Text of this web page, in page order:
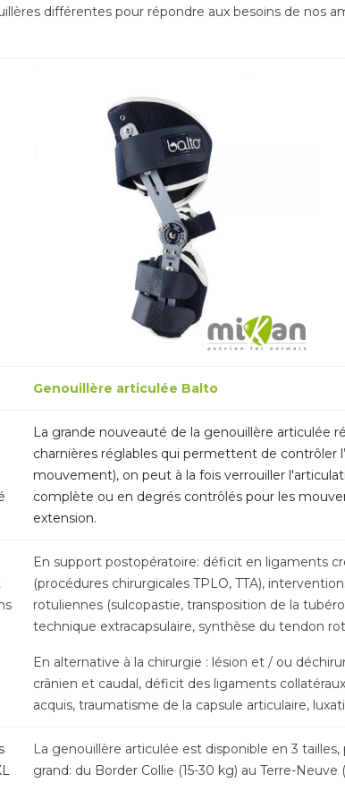
différentes pour répondre aux besoins de nos
Genouillère articulée Balto
La grande nouveauté de la genouillère articulée
charnières réglables qui permettent de contrôler
mouvement), on peut à la fois verrouiller
complète ou en degrés contrôlés pour les
extension.
En support postopératoire: déficit en ligaments
(procédures chirurgicales TPLO, TTA),
rotuliennes (sulcopastie, transposition de la
technique extracapsulaire, synthèse du tendon
En alternative à la chirurgie : lésion et / ou
crânien et caudal, déficit des ligaments
acquis, traumatisme de la capsule articulaire,
La genouillère articulée est disponible en 3
grand: du Border Collie (15-30 kg) au Terre-Neuve